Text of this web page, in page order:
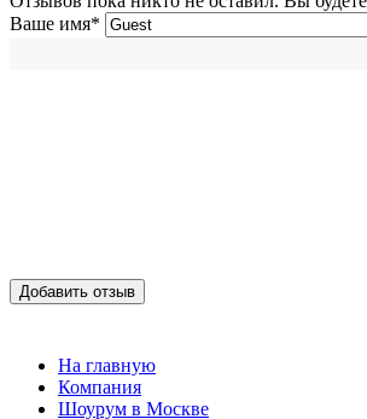
Ваше имя*
Добавить отзыв
На главную
Компания
Шоурум в Москве